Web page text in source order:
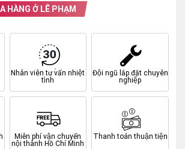
minh
HÀNG Ở LÊ PHẠM
Nhân viên tư vấn nhiệt
tình
Đội ngũ lắp đặt chuyên
nghiệp
Miễn phí vận chuyển
nội thành Hồ Chí Minh
Thanh toán thuận tiện